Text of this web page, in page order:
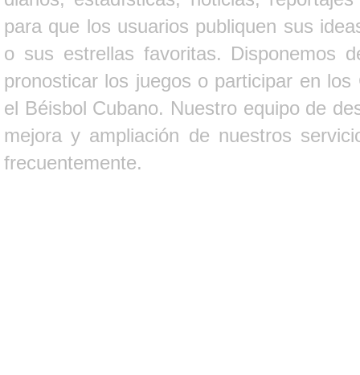
para que los usuarios publiquen sus
o sus estrellas favoritas. Disponemos
pronosticar los juegos o participar en
el Béisbol Cubano. Nuestro equipo de
mejora y ampliación de nuestros
frecuentemente.